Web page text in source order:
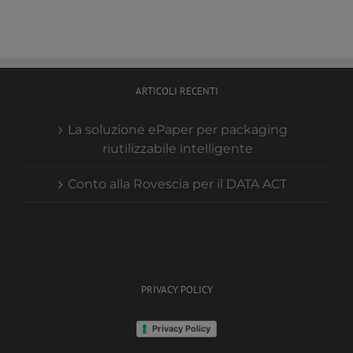
ARTICOLI RECENTI
La soluzione ePaper per packaging
riutilizzabile intelligente
Conto alla Rovescia per il DATA ACT
PRIVACY POLICY
Privacy Policy